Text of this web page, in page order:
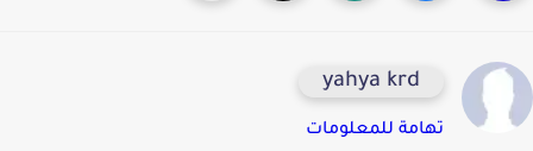
yahya krd
تهامة للمعلومات